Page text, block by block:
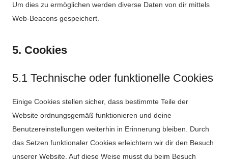
Um dies zu ermöglichen werden diverse Daten von dir mittels
Web-Beacons gespeichert.
5. Cookies
5.1 Technische oder funktionelle Cookies
Einige Cookies stellen sicher, dass bestimmte Teile der
Website ordnungsgemäß funktionieren und deine
Benutzereinstellungen weiterhin in Erinnerung bleiben. Durch
das Setzen funktionaler Cookies erleichtern wir dir den Besuch
unserer Website. Auf diese Weise musst du beim Besuch